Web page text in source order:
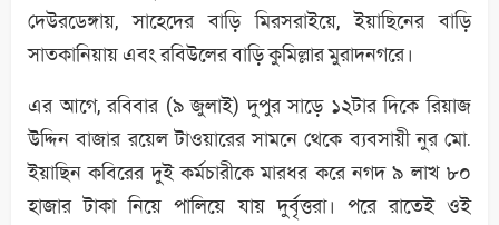
দেউরডেঙ্গায়, সাহেদের বাড়ি মিরসরাইয়ে, ইয়াছিনের বাড়ি
সাতকানিয়ায় এবং রবিউলের বাড়ি কুমিল্লার মুরাদনগরে।
এর আগে, রবিবার (৯ জুলাই) দুপুর সাড়ে ১২টার দিকে রিয়াজ
উদ্দিন বাজার রয়েল টাওয়ারের সামনে থেকে ব্যবসায়ী নুর মো.
ইয়াছিন কবিরের দুই কর্মচারীকে মারধর করে নগদ ৯ লাখ ৮০
হাজার টাকা নিয়ে পালিয়ে যায় দুর্বৃত্তরা। পরে রাতেই ওই